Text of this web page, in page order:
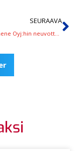
SEURAAVA
UPM-Kymmene Oyj:hin neuvottelutulos – työnseisaus peruuntuu